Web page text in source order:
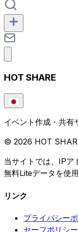
HOT SHARE
イベント作成・共有
© 2026 HOT
当サイトでは、IPア
無料Liteデータを使
リンク
プライバシー
セーフポリシー